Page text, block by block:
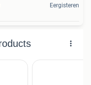
Eergisteren